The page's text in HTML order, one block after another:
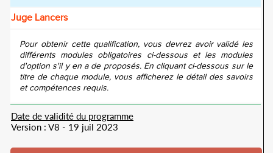
Juge Lancers
Pour obtenir cette qualification, vous devrez avoir validé les
différents modules obligatoires ci-dessous et les modules
d'option s'il y en a de proposés. En cliquant ci-dessous sur le
titre de chaque module, vous afficherez le détail des savoirs
et compétences requis.
Date de validité du programme
Version : V8 - 19 juil 2023